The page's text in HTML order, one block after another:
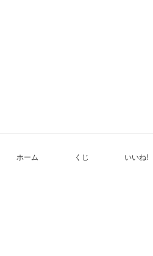
ホーム くじ いいね!